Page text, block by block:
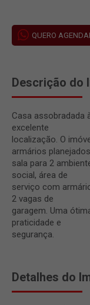
QUERO
Descrição do
Casa assobradada
excelente
localização. O
armários
sala para 2
social, área de
serviço com
2 vagas de
garagem. Uma
praticidade e
segurança.
Detalhes do